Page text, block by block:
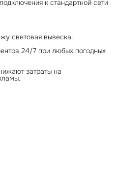
к стандартной сети
световая вывеска.
24/7 при любых погодных
затраты на